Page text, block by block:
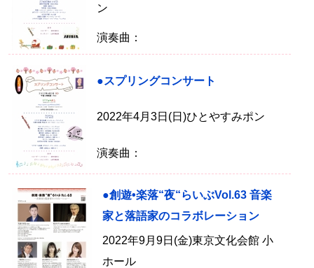
ン
演奏曲：
●スプリングコンサート
2022年4月3日(日)ひとやすみポン
演奏曲：
●創遊•楽落“夜“らいぶVol.63 音楽
家と落語家のコラボレーション
2022年9月9日(金)東京文化会館 小
ホール